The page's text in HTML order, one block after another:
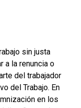
sin justa
a la renuncia o
del trabajador
del Trabajo. En
en los